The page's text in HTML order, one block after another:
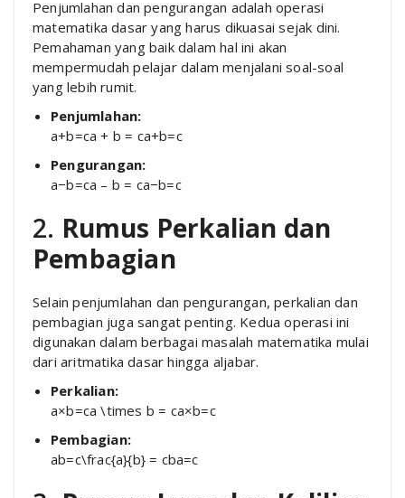
Penjumlahan dan pengurangan adalah operasi
matematika dasar yang harus dikuasai sejak dini.
Pemahaman yang baik dalam hal ini akan
mempermudah pelajar dalam menjalani soal-soal
yang lebih rumit.
Penjumlahan:
a+b=ca + b = ca+b=c
Pengurangan:
a−b=ca – b = ca−b=c
2. Rumus Perkalian dan
Pembagian
Selain penjumlahan dan pengurangan, perkalian dan
pembagian juga sangat penting. Kedua operasi ini
digunakan dalam berbagai masalah matematika mulai
dari aritmatika dasar hingga aljabar.
Perkalian:
a×b=ca \times b = ca×b=c
Pembagian:
ab=c\frac{a}{b} = cba=c